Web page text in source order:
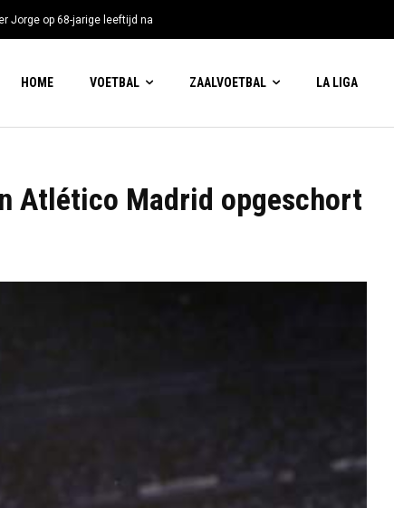
Jorge op 68-jarige leeftijd na
HOME VOETBAL ZAALVOETBAL LA LIGA
Atlético Madrid opgeschort